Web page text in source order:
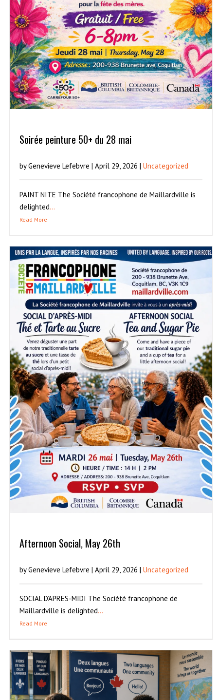
Soirée peinture 50+ du 28 mai
by Genevieve Lefebvre | April 29, 2026 |Uncategorized
PAINT NITE The Société francophone de Maillardville is
delighted...
Read More
Afternoon Social, May 26th
by Genevieve Lefebvre | April 29, 2026 |Uncategorized
SOCIAL D’APRES-MIDI The Société francophone de
Maillardville is delighted...
Read More